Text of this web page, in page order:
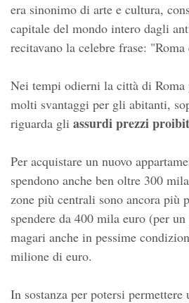
era sinonimo di arte e cultura,
capitale del mondo intero dagli
recitavano la celebre frase:
Nei tempi odierni la città di Roma
molti svantaggi per gli abitanti,
riguarda gli assurdi prezzi
Per acquistare un nuovo
spendono anche ben oltre 300
zone più centrali sono ancora più
spendere da 400 mila euro (per
magari anche in pessime
milione di euro.
In sostanza per potersi permettere